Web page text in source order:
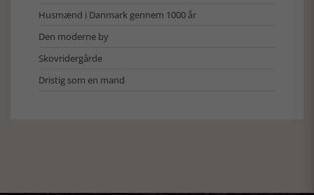
Husmænd i Danmark gennem 1000 år
Den moderne by
Skovridergårde
Dristig som en mand